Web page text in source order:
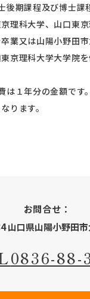
期課程及び博士課
理科大学、山口東
業又は山陽小野田
京理科大学大学院
１年分の金額です
なります。
お問合せ：
山口県山陽小野田
0836-88-